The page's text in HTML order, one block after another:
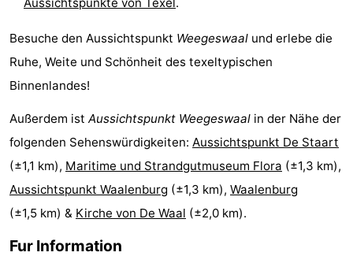
tun
Museen
-
Denkmäler
-
Mühlen
-
Aussichtspunkte
Attraktionen
-
Besuche den Aussichtspunkt Weegeswaal und erlebe die
Ruhe, Weite und Schönheit des texeltypischen
Binnenlandes!
Außerdem ist Aussichtspunkt Weegeswaal in der Nähe der
folgenden Sehenswürdigkeiten: Aussichtspunkt De Staart
(±1,1 km), Maritime und Strandgutmuseum Flora (±1,3 km),
Aussichtspunkt Waalenburg (±1,3 km), Waalenburg
(±1,5 km) & Kirche von De Waal (±2,0 km).
Fur Information